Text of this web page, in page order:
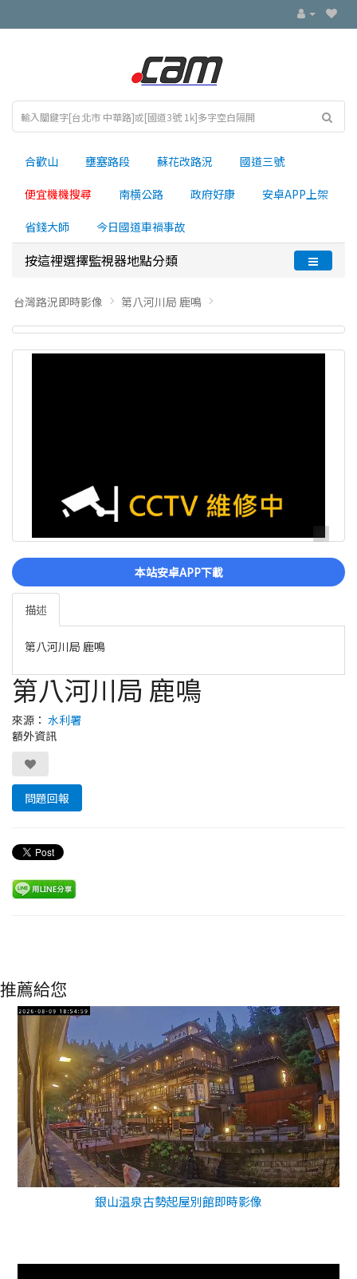
合歡山 壅塞路段 蘇花改路況 國道三號
便宜機機搜尋 南横公路 政府好康 安卓APP上架
省錢大師 今日國道車禍事故
按這裡選擇監視器地點分類
台灣路況即時影像 第八河川局 鹿鳴
本站安卓APP下載
描述
第八河川局 鹿鳴
第八河川局 鹿鳴
來源： 水利署
額外資訊
問題回報
推薦給您
銀山温泉古勢起屋別館即時影像